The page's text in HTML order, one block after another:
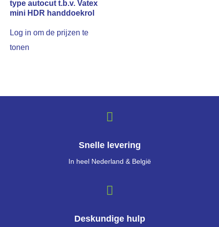
type autocut t.b.v. Vatex
mini HDR handdoekrol
Log in om de prijzen te
tonen
Snelle levering
In heel Nederland & België
Deskundige hulp